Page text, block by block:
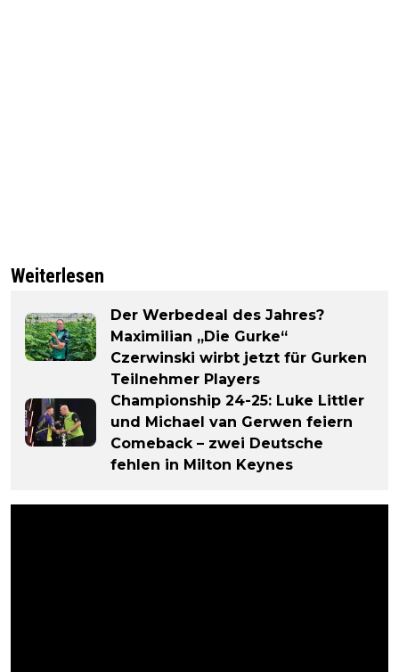
Weiterlesen
Der Werbedeal des Jahres?
Maximilian „Die Gurke“
Czerwinski wirbt jetzt für Gurken
Teilnehmer Players
Championship 24-25: Luke Littler
und Michael van Gerwen feiern
Comeback – zwei Deutsche
fehlen in Milton Keynes